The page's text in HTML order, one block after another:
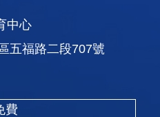
中心
五福路二段707號
費